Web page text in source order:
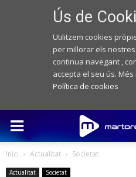
Ús de
Utilitzem cookies
per millorar els
continua navegant ,
accepta el seu ús.
Política de cookies
Inici Actualitat Societat
Actualitat Societat